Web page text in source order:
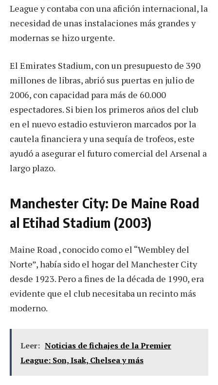
League y contaba con una afición internacional, la
necesidad de unas instalaciones más grandes y
modernas se hizo urgente.
El Emirates Stadium, con un presupuesto de 390
millones de libras, abrió sus puertas en julio de
2006, con capacidad para más de 60.000
espectadores. Si bien los primeros años del club
en el nuevo estadio estuvieron marcados por la
cautela financiera y una sequía de trofeos, este
ayudó a asegurar el futuro comercial del Arsenal a
largo plazo.
Manchester City: De Maine Road
al Etihad Stadium (2003)
Maine Road , conocido como el “Wembley del
Norte”, había sido el hogar del Manchester City
desde 1923. Pero a fines de la década de 1990, era
evidente que el club necesitaba un recinto más
moderno.
Leer: Noticias de fichajes de la Premier
League: Son, Isak, Chelsea y más